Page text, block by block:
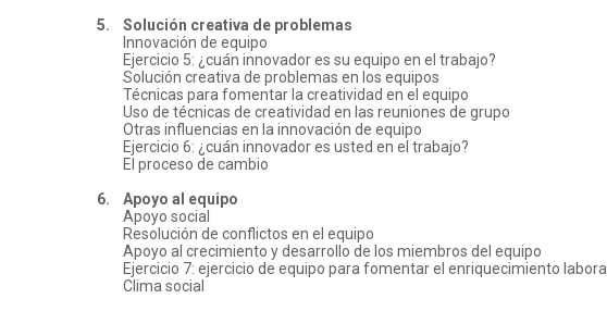
5.
Solución creativa de problemas
Innovación de equipo
Ejercicio 5: ¿cuán innovador es su equipo en el trabajo?
Solución creativa de problemas en los equipos
Técnicas para fomentar la creatividad en el equipo
Uso de técnicas de creatividad en las reuniones de grupo
Otras influencias en la innovación de equipo
Ejercicio 6: ¿cuán innovador es usted en el trabajo?
El proceso de cambio
6.
Apoyo al equipo
Apoyo social
Resolución de conflictos en el equipo
Apoyo al crecimiento y desarrollo de los miembros del equipo
Ejercicio 7: ejercicio de equipo para fomentar el enriquecimiento laboral
Clima social